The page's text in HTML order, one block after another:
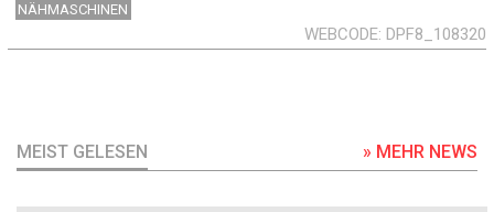
NÄHMASCHINEN
WEBCODE DPF8_108320
MEIST GELESEN » MEHR NEWS